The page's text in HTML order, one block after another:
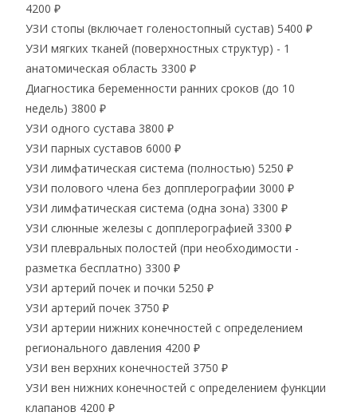
4200 ₽
УЗИ стопы (включает голеностопный сустав) 5400 ₽
УЗИ мягких тканей (поверхностных структур) - 1
анатомическая область 3300 ₽
Диагностика беременности ранних сроков (до 10
недель) 3800 ₽
УЗИ одного сустава 3800 ₽
УЗИ парных суставов 6000 ₽
УЗИ лимфатическая система (полностью) 5250 ₽
УЗИ полового члена без допплерографии 3000 ₽
УЗИ лимфатическая система (одна зона) 3300 ₽
УЗИ слюнные железы с допплерографией 3300 ₽
УЗИ плевральных полостей (при необходимости -
разметка бесплатно) 3300 ₽
УЗИ артерий почек и почки 5250 ₽
УЗИ артерий почек 3750 ₽
УЗИ артерии нижних конечностей с определением
регионального давления 4200 ₽
УЗИ вен верхних конечностей 3750 ₽
УЗИ вен нижних конечностей с определением функции
клапанов 4200 ₽